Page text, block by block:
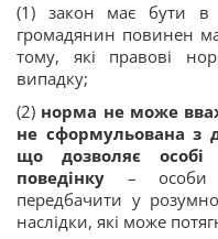
(1) закон має бути в
громадянин повинен
тому, які правові
випадку;
(2) норма не може
не сформульована з
що дозволяє
поведінку – особи
передбачити у
наслідки, які може